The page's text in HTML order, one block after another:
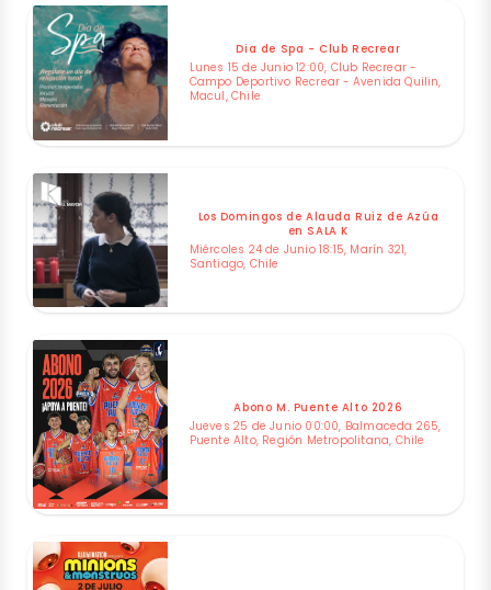
Dia de Spa - Club Recrear
Lunes 15 de Junio 12:00, Club Recrear -
Campo Deportivo Recrear - Avenida Quilin,
Macul, Chile
Los Domingos de Alauda Ruiz de Azúa
en SALA K
Miércoles 24 de Junio 18:15, Marín 321,
Santiago, Chile
Abono M. Puente Alto 2026
Jueves 25 de Junio 00:00, Balmaceda 265,
Puente Alto, Región Metropolitana, Chile